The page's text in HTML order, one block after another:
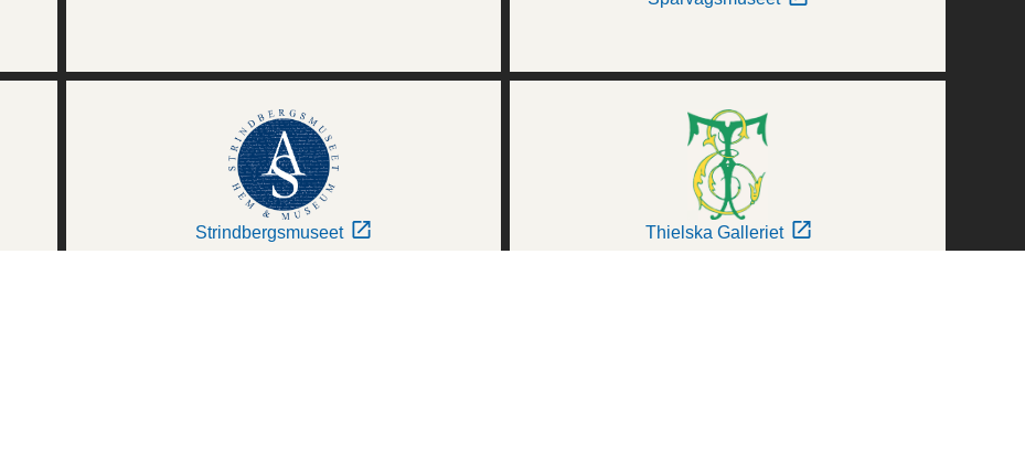
Strindbergsmuseet Thielska Galleriet